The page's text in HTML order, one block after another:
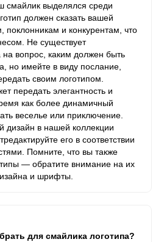
смайлик выделялся среди
должен сказать вашей
поклонникам и конкурентам, что
Не существует
на вопрос, каким должен быть
но имейте в виду послание,
своим логотипом.
передать элегантность и
как более динамичный
веселье или приключение.
дизайн в нашей коллекции
его в соответствии
Помните, что вы также
— обратите внимание на их
и шрифты.
для смайлика логотипа?